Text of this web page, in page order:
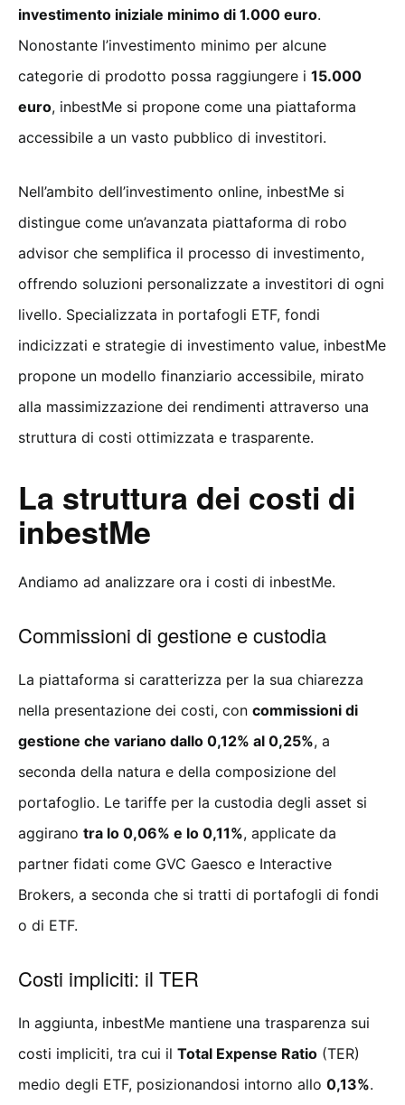
investimento iniziale minimo di 1.000 euro.
Nonostante l’investimento minimo per alcune
categorie di prodotto possa raggiungere i 15.000
euro, inbestMe si propone come una piattaforma
accessibile a un vasto pubblico di investitori.
Nell’ambito dell’investimento online, inbestMe si
distingue come un’avanzata piattaforma di robo
advisor che semplifica il processo di investimento,
offrendo soluzioni personalizzate a investitori di ogni
livello. Specializzata in portafogli ETF, fondi
indicizzati e strategie di investimento value, inbestMe
propone un modello finanziario accessibile, mirato
alla massimizzazione dei rendimenti attraverso una
struttura di costi ottimizzata e trasparente.
La struttura dei costi di
inbestMe
Andiamo ad analizzare ora i costi di inbestMe.
Commissioni di gestione e custodia
La piattaforma si caratterizza per la sua chiarezza
nella presentazione dei costi, con commissioni di
gestione che variano dallo 0,12% al 0,25%, a
seconda della natura e della composizione del
portafoglio. Le tariffe per la custodia degli asset si
aggirano tra lo 0,06% e lo 0,11%, applicate da
partner fidati come GVC Gaesco e Interactive
Brokers, a seconda che si tratti di portafogli di fondi
o di ETF.
Costi impliciti: il TER
In aggiunta, inbestMe mantiene una trasparenza sui
costi impliciti, tra cui il Total Expense Ratio (TER)
medio degli ETF, posizionandosi intorno allo 0,13%.